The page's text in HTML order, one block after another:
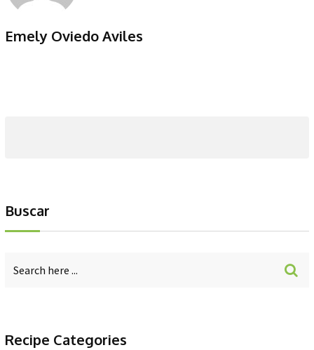
Emely Oviedo Aviles
Buscar
Recipe Categories